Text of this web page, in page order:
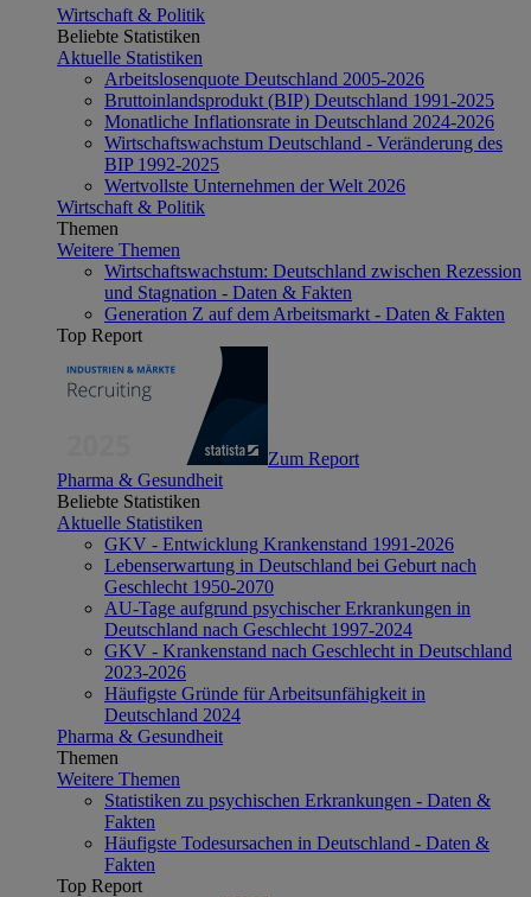
Wirtschaft & Politik
Beliebte Statistiken
Aktuelle Statistiken
Arbeitslosenquote Deutschland 2005-2026
Bruttoinlandsprodukt (BIP) Deutschland 1991-2025
Monatliche Inflationsrate in Deutschland 2024-2026
Wirtschaftswachstum Deutschland - Veränderung des
BIP 1992-2025
Wertvollste Unternehmen der Welt 2026
Wirtschaft & Politik
Themen
Weitere Themen
Wirtschaftswachstum: Deutschland zwischen Rezession
und Stagnation - Daten & Fakten
Generation Z auf dem Arbeitsmarkt - Daten & Fakten
Top Report
Zum Report
Pharma & Gesundheit
Beliebte Statistiken
Aktuelle Statistiken
GKV - Entwicklung Krankenstand 1991-2026
Lebenserwartung in Deutschland bei Geburt nach
Geschlecht 1950-2070
AU-Tage aufgrund psychischer Erkrankungen in
Deutschland nach Geschlecht 1997-2024
GKV - Krankenstand nach Geschlecht in Deutschland
2023-2026
Häufigste Gründe für Arbeitsunfähigkeit in
Deutschland 2024
Pharma & Gesundheit
Themen
Weitere Themen
Statistiken zu psychischen Erkrankungen - Daten &
Fakten
Häufigste Todesursachen in Deutschland - Daten &
Fakten
Top Report